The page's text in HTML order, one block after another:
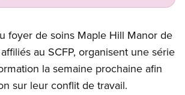
foyer de soins Maple Hill Manor de
au SCFP, organisent une série
la semaine prochaine afin
sur leur conflit de travail.